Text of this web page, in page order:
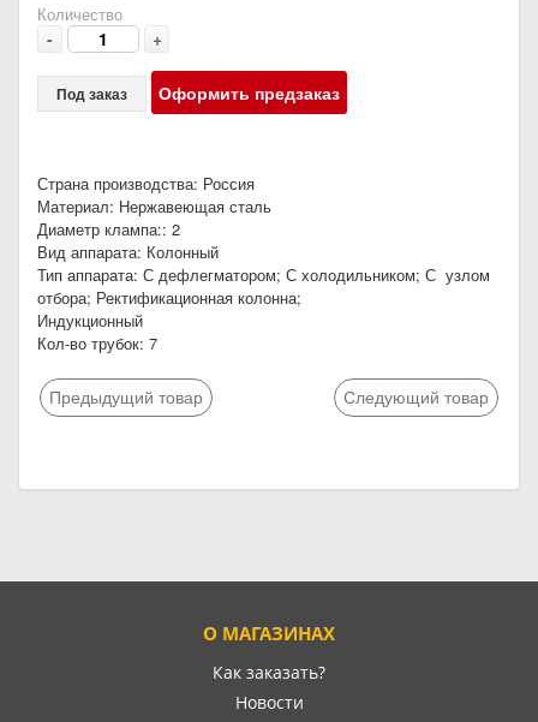
Количество
- +
Под заказ Оформить предзаказ
Страна производства: Россия
Материал: Нержавеющая сталь
Диаметр клампа:: 2
Вид аппарата: Колонный
Тип аппарата: С дефлегматором; С холодильником; С узлом
отбора; Ректификационная колонна;
Индукционный
Кол-во трубок: 7
Предыдущий товар Следующий товар
О МАГАЗИНАХ
Как заказать?
Новости